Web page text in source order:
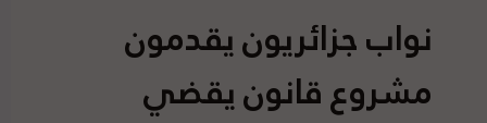
نواب جزائريون يقدمون
مشروع قانون يقضي